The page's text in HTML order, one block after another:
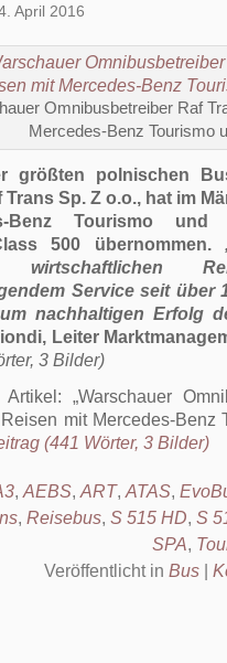
April 2016
Omnibusbetreiber Raf
Mercedes-Benz Tourismo
größten polnischen
Trans Sp. Z o.o., hat im
Benz Tourismo
500 übernommen.
wirtschaftlichen
Service seit über
nachhaltigen Erfolg
Leiter
3 Bilder)
Artikel:
Warschauer
mit Mercedes-Benz
(441 Wörter, 3 Bilder)
, AEBS, ART, ATAS,
, Reisebus, S 515 HD, S
SPA,
Veröffentlicht in Bus|